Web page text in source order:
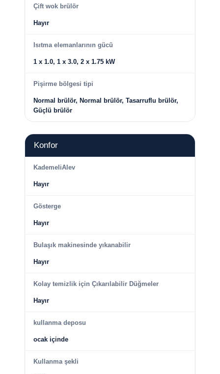
Çift wok brülör
Hayır
Isıtma elemanlarının gücü
1 x 1.0, 1 x 3.0, 2 x 1.75 kW
Pişirme bölgesi tipi
Normal brülör, Normal brülör, Tasarruflu brülör,
Güçlü brülör
Konfor
KademeliAlev
Hayır
Gösterge
Hayır
Bulaşık makinesinde yıkanabilir
Hayır
Kolay temizlik için Çıkarılabilir Düğmeler
Hayır
kullanma deposu
ocak içinde
Kullanma şekli